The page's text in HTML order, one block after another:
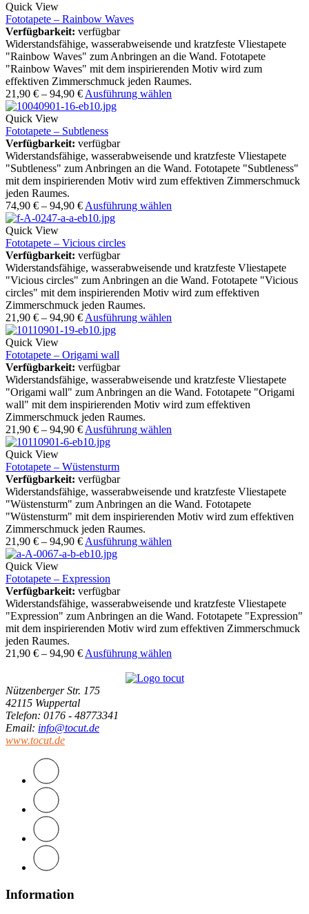
Quick View
Fototapete – Rainbow Waves
Verfügbarkeit: verfügbar
Widerstandsfähige, wasserabweisende und kratzfeste Vliestapete
"Rainbow Waves" zum Anbringen an die Wand. Fototapete
"Rainbow Waves" mit dem inspirierenden Motiv wird zum
effektiven Zimmerschmuck jeden Raumes.
21,90 € – 94,90 € Ausführung wählen
Quick View
Fototapete – Subtleness
Verfügbarkeit: verfügbar
Widerstandsfähige, wasserabweisende und kratzfeste Vliestapete
"Subtleness" zum Anbringen an die Wand. Fototapete "Subtleness"
mit dem inspirierenden Motiv wird zum effektiven Zimmerschmuck
jeden Raumes.
74,90 € – 94,90 € Ausführung wählen
Quick View
Fototapete – Vicious circles
Verfügbarkeit: verfügbar
Widerstandsfähige, wasserabweisende und kratzfeste Vliestapete
"Vicious circles" zum Anbringen an die Wand. Fototapete "Vicious
circles" mit dem inspirierenden Motiv wird zum effektiven
Zimmerschmuck jeden Raumes.
21,90 € – 94,90 € Ausführung wählen
Quick View
Fototapete – Origami wall
Verfügbarkeit: verfügbar
Widerstandsfähige, wasserabweisende und kratzfeste Vliestapete
"Origami wall" zum Anbringen an die Wand. Fototapete "Origami
wall" mit dem inspirierenden Motiv wird zum effektiven
Zimmerschmuck jeden Raumes.
21,90 € – 94,90 € Ausführung wählen
Quick View
Fototapete – Wüstensturm
Verfügbarkeit: verfügbar
Widerstandsfähige, wasserabweisende und kratzfeste Vliestapete
"Wüstensturm" zum Anbringen an die Wand. Fototapete
"Wüstensturm" mit dem inspirierenden Motiv wird zum effektiven
Zimmerschmuck jeden Raumes.
21,90 € – 94,90 € Ausführung wählen
Quick View
Fototapete – Expression
Verfügbarkeit: verfügbar
Widerstandsfähige, wasserabweisende und kratzfeste Vliestapete
"Expression" zum Anbringen an die Wand. Fototapete "Expression"
mit dem inspirierenden Motiv wird zum effektiven Zimmerschmuck
jeden Raumes.
21,90 € – 94,90 € Ausführung wählen
Nützenberger Str. 175
42115 Wuppertal
Telefon: 0176 - 48773341
Email: info@tocut.de
www.tocut.de
Information